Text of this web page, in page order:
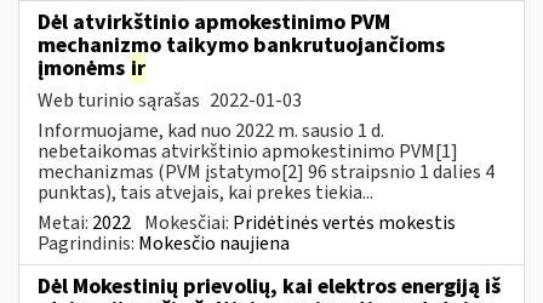
Dėl atvirkštinio apmokestinimo PVM
mechanizmo taikymo bankrutuojančioms
įmonėms ir
Web turinio sąrašas 2022-01-03
Informuojame, kad nuo 2022 m. sausio 1 d.
nebetaikomas atvirkštinio apmokestinimo PVM[1]
mechanizmas (PVM įstatymo[2] 96 straipsnio 1 dalies 4
punktas), tais atvejais, kai prekes tiekia...
Metai: 2022 Mokesčiai: Pridėtinės vertės mokestis
Pagrindinis: Mokesčio naujiena
Dėl Mokestinių prievolių, kai elektros energiją iš